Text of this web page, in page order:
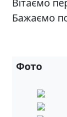
Бажаємо
Фото